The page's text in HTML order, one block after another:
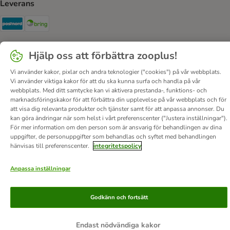
Leverans
Postnord Shipping Method
Säkerhet
Om oss Karriär Corporate Website
Om företaget
Villkor
DSA Ångra avtalet här Betalningssätt
Hjälp oss att förbättra zooplus!
Vi använder kakor, pixlar och andra teknologier ("cookies") på vår webbplats.
Vi använder viktiga kakor för att du ska kunna surfa och handla på vår
webbplats. Med ditt samtycke kan vi aktivera prestanda-, funktions- och
marknadsföringskakor för att förbättra din upplevelse på vår webbplats och för
att visa dig relevanta produkter och tjänster samt för att anpassa annonser. Du
kan göra ändringar när som helst i vårt preferenscenter ("Justera inställningar").
För mer information om den person som är ansvarig för behandlingen av dina
uppgifter, de personuppgifter som behandlas och syftet med behandlingen
hänvisas till preferenscenter. integritetspolicy
Anpassa inställningar
Endast nödvändiga kakor
Godkänn och fortsätt